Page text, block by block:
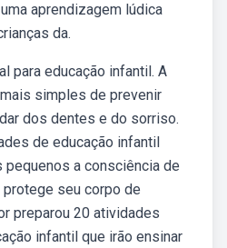
aprendizagem lúdica
da.
para educação infantil. A
simples de prevenir
dos dentes e do sorriso.
de educação infantil
a consciência de
seu corpo de
preparou 20 atividades
infantil que irão ensinar